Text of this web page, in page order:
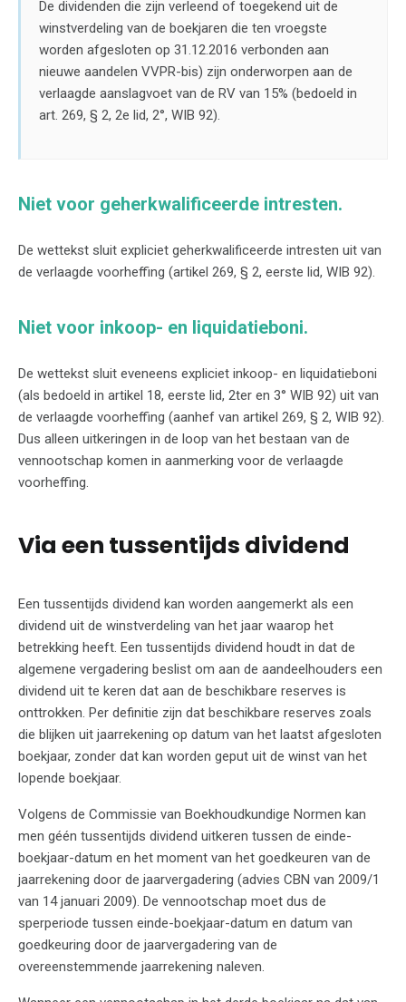
De dividenden die zijn verleend of toegekend uit de
winstverdeling van de boekjaren die ten vroegste
worden afgesloten op 31.12.2016 verbonden aan
nieuwe aandelen VVPR-bis) zijn onderworpen aan de
verlaagde aanslagvoet van de RV van 15% (bedoeld in
art. 269, § 2, 2e lid, 2°, WIB 92).
Niet voor geherkwalificeerde intresten.
De wettekst sluit expliciet geherkwalificeerde intresten uit van
de verlaagde voorheffing (artikel 269, § 2, eerste lid, WIB 92).
Niet voor inkoop- en liquidatieboni.
De wettekst sluit eveneens expliciet inkoop- en liquidatieboni
(als bedoeld in artikel 18, eerste lid, 2ter en 3° WIB 92) uit van
de verlaagde voorheffing (aanhef van artikel 269, § 2, WIB 92).
Dus alleen uitkeringen in de loop van het bestaan van de
vennootschap komen in aanmerking voor de verlaagde
voorheffing.
Via een tussentijds dividend
Een tussentijds dividend kan worden aangemerkt als een
dividend uit de winstverdeling van het jaar waarop het
betrekking heeft. Een tussentijds dividend houdt in dat de
algemene vergadering beslist om aan de aandeelhouders een
dividend uit te keren dat aan de beschikbare reserves is
onttrokken. Per definitie zijn dat beschikbare reserves zoals
die blijken uit jaarrekening op datum van het laatst afgesloten
boekjaar, zonder dat kan worden geput uit de winst van het
lopende boekjaar.
Volgens de Commissie van Boekhoudkundige Normen kan
men géén tussentijds dividend uitkeren tussen de einde-
boekjaar-datum en het moment van het goedkeuren van de
jaarrekening door de jaarvergadering (advies CBN van 2009/1
van 14 januari 2009). De vennootschap moet dus de
sperperiode tussen einde-boekjaar-datum en datum van
goedkeuring door de jaarvergadering van de
overeenstemmende jaarrekening naleven.